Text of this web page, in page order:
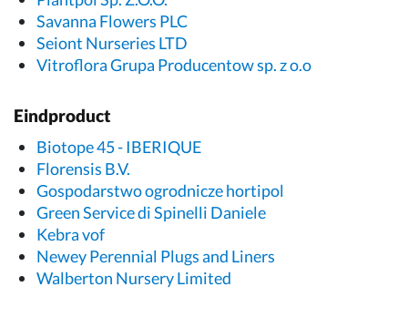
Savanna Flowers PLC
Seiont Nurseries LTD
Vitroflora Grupa Producentow sp. z o.o
Eindproduct
Biotope 45 - IBERIQUE
Florensis B.V.
Gospodarstwo ogrodnicze hortipol
Green Service di Spinelli Daniele
Kebra vof
Newey Perennial Plugs and Liners
Walberton Nursery Limited